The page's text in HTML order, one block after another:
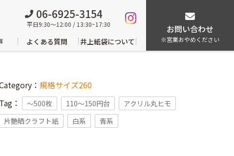
お問い合わせ
※営業おやめください
06-6925-3154
平日9:30～12:00 / 13:30~17:30
よくある質問 井上紙袋について
： 規格サイズ260
Tag：
〜500枚 110～150円台
アクリル丸ヒモ
片艶晒クラフト紙
白系 青系